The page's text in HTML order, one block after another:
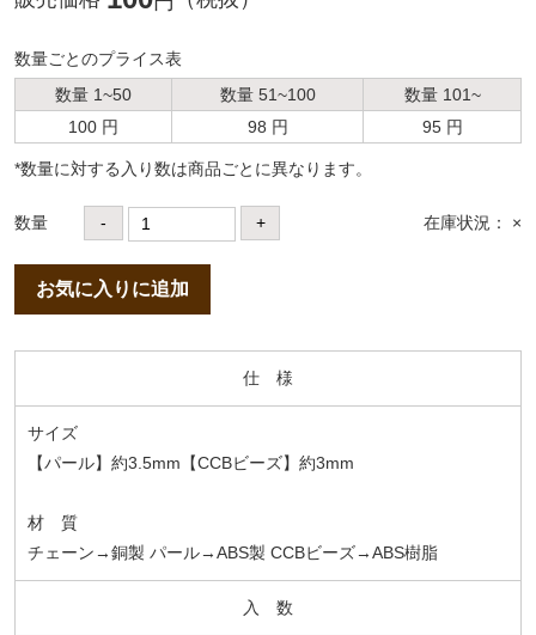
数量ごとのプライス表
数量 1~50
数量 51~100
数量 101~
100 円
98 円 95 円
*数量に対する⼊り数は商品ごとに異なります。
数量 - + 在庫状況： ×
お気に入りに追加
仕 様
サイズ
【パール】約3.5mm【CCBビーズ】約3mm
材 質
チェーン→銅製 パール→ABS製 CCBビーズ→ABS樹脂
入 数